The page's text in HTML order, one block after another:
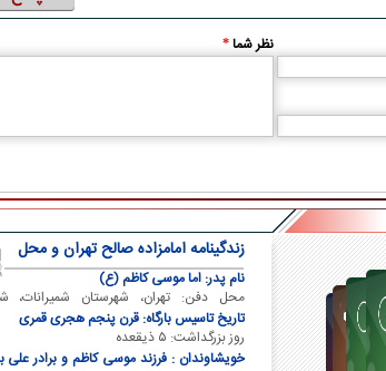
نظر شما*
زندگینامه امامزاده صالح تهران و محل
دفن ایشان
نام پدر: اما موسی کاظم (ع)
محل دفن: تهران، شهرستان شمیرانات،
تجریش
تاریخ تاسیس بارگاه: قرن پنجم هجری قمری
روز بزرگداشت: ۵ ذیقعده
خویشاوندان : فرزند موسی کاظم و برادر علی